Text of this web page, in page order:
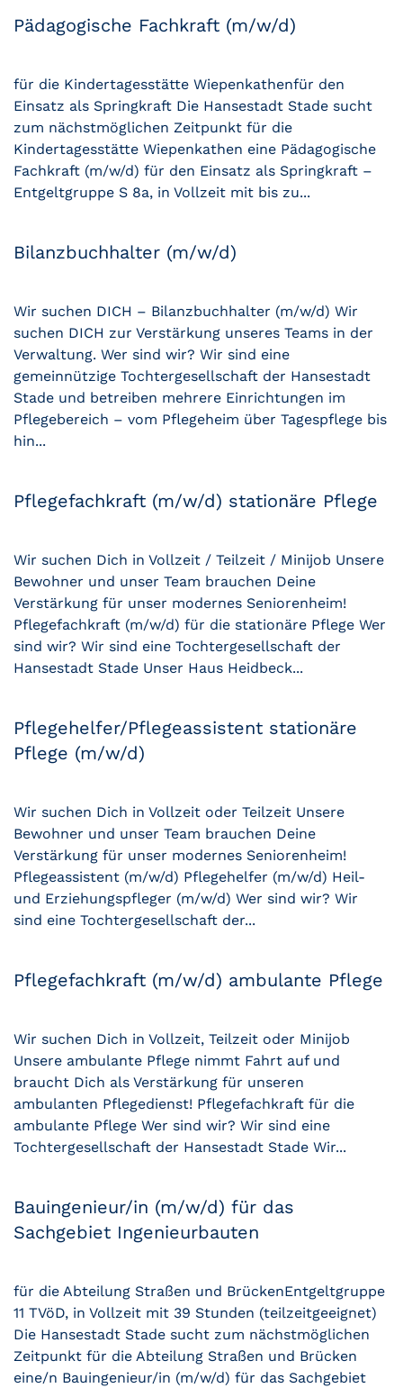
Pädagogische Fachkraft (m/w/d)
für die Kindertagesstätte Wiepenkathenfür den
Einsatz als Springkraft Die Hansestadt Stade sucht
zum nächstmöglichen Zeitpunkt für die
Kindertagesstätte Wiepenkathen eine Pädagogische
Fachkraft (m/w/d) für den Einsatz als Springkraft –
Entgeltgruppe S 8a, in Vollzeit mit bis zu...
Bilanzbuchhalter (m/w/d)
Wir suchen DICH – Bilanzbuchhalter (m/w/d) Wir
suchen DICH zur Verstärkung unseres Teams in der
Verwaltung. Wer sind wir? Wir sind eine
gemeinnützige Tochtergesellschaft der Hansestadt
Stade und betreiben mehrere Einrichtungen im
Pflegebereich – vom Pflegeheim über Tagespflege bis
hin...
Pflegefachkraft (m/w/d) stationäre Pflege
Wir suchen Dich in Vollzeit / Teilzeit / Minijob Unsere
Bewohner und unser Team brauchen Deine
Verstärkung für unser modernes Seniorenheim!
Pflegefachkraft (m/w/d) für die stationäre Pflege Wer
sind wir? Wir sind eine Tochtergesellschaft der
Hansestadt Stade Unser Haus Heidbeck...
Pflegehelfer/Pflegeassistent stationäre
Pflege (m/w/d)
Wir suchen Dich in Vollzeit oder Teilzeit Unsere
Bewohner und unser Team brauchen Deine
Verstärkung für unser modernes Seniorenheim!
Pflegeassistent (m/w/d) Pflegehelfer (m/w/d) Heil-
und Erziehungspfleger (m/w/d) Wer sind wir? Wir
sind eine Tochtergesellschaft der...
Pflegefachkraft (m/w/d) ambulante Pflege
Wir suchen Dich in Vollzeit, Teilzeit oder Minijob
Unsere ambulante Pflege nimmt Fahrt auf und
braucht Dich als Verstärkung für unseren
ambulanten Pflegedienst! Pflegefachkraft für die
ambulante Pflege Wer sind wir? Wir sind eine
Tochtergesellschaft der Hansestadt Stade Wir...
Bauingenieur/in (m/w/d) für das
Sachgebiet Ingenieurbauten
für die Abteilung Straßen und BrückenEntgeltgruppe
11 TVöD, in Vollzeit mit 39 Stunden (teilzeitgeeignet)
Die Hansestadt Stade sucht zum nächstmöglichen
Zeitpunkt für die Abteilung Straßen und Brücken
eine/n Bauingenieur/in (m/w/d) für das Sachgebiet